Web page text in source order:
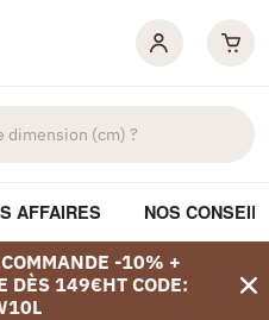
AFFAIRES NOS
-10% +
DÈS 149€HT CODE: